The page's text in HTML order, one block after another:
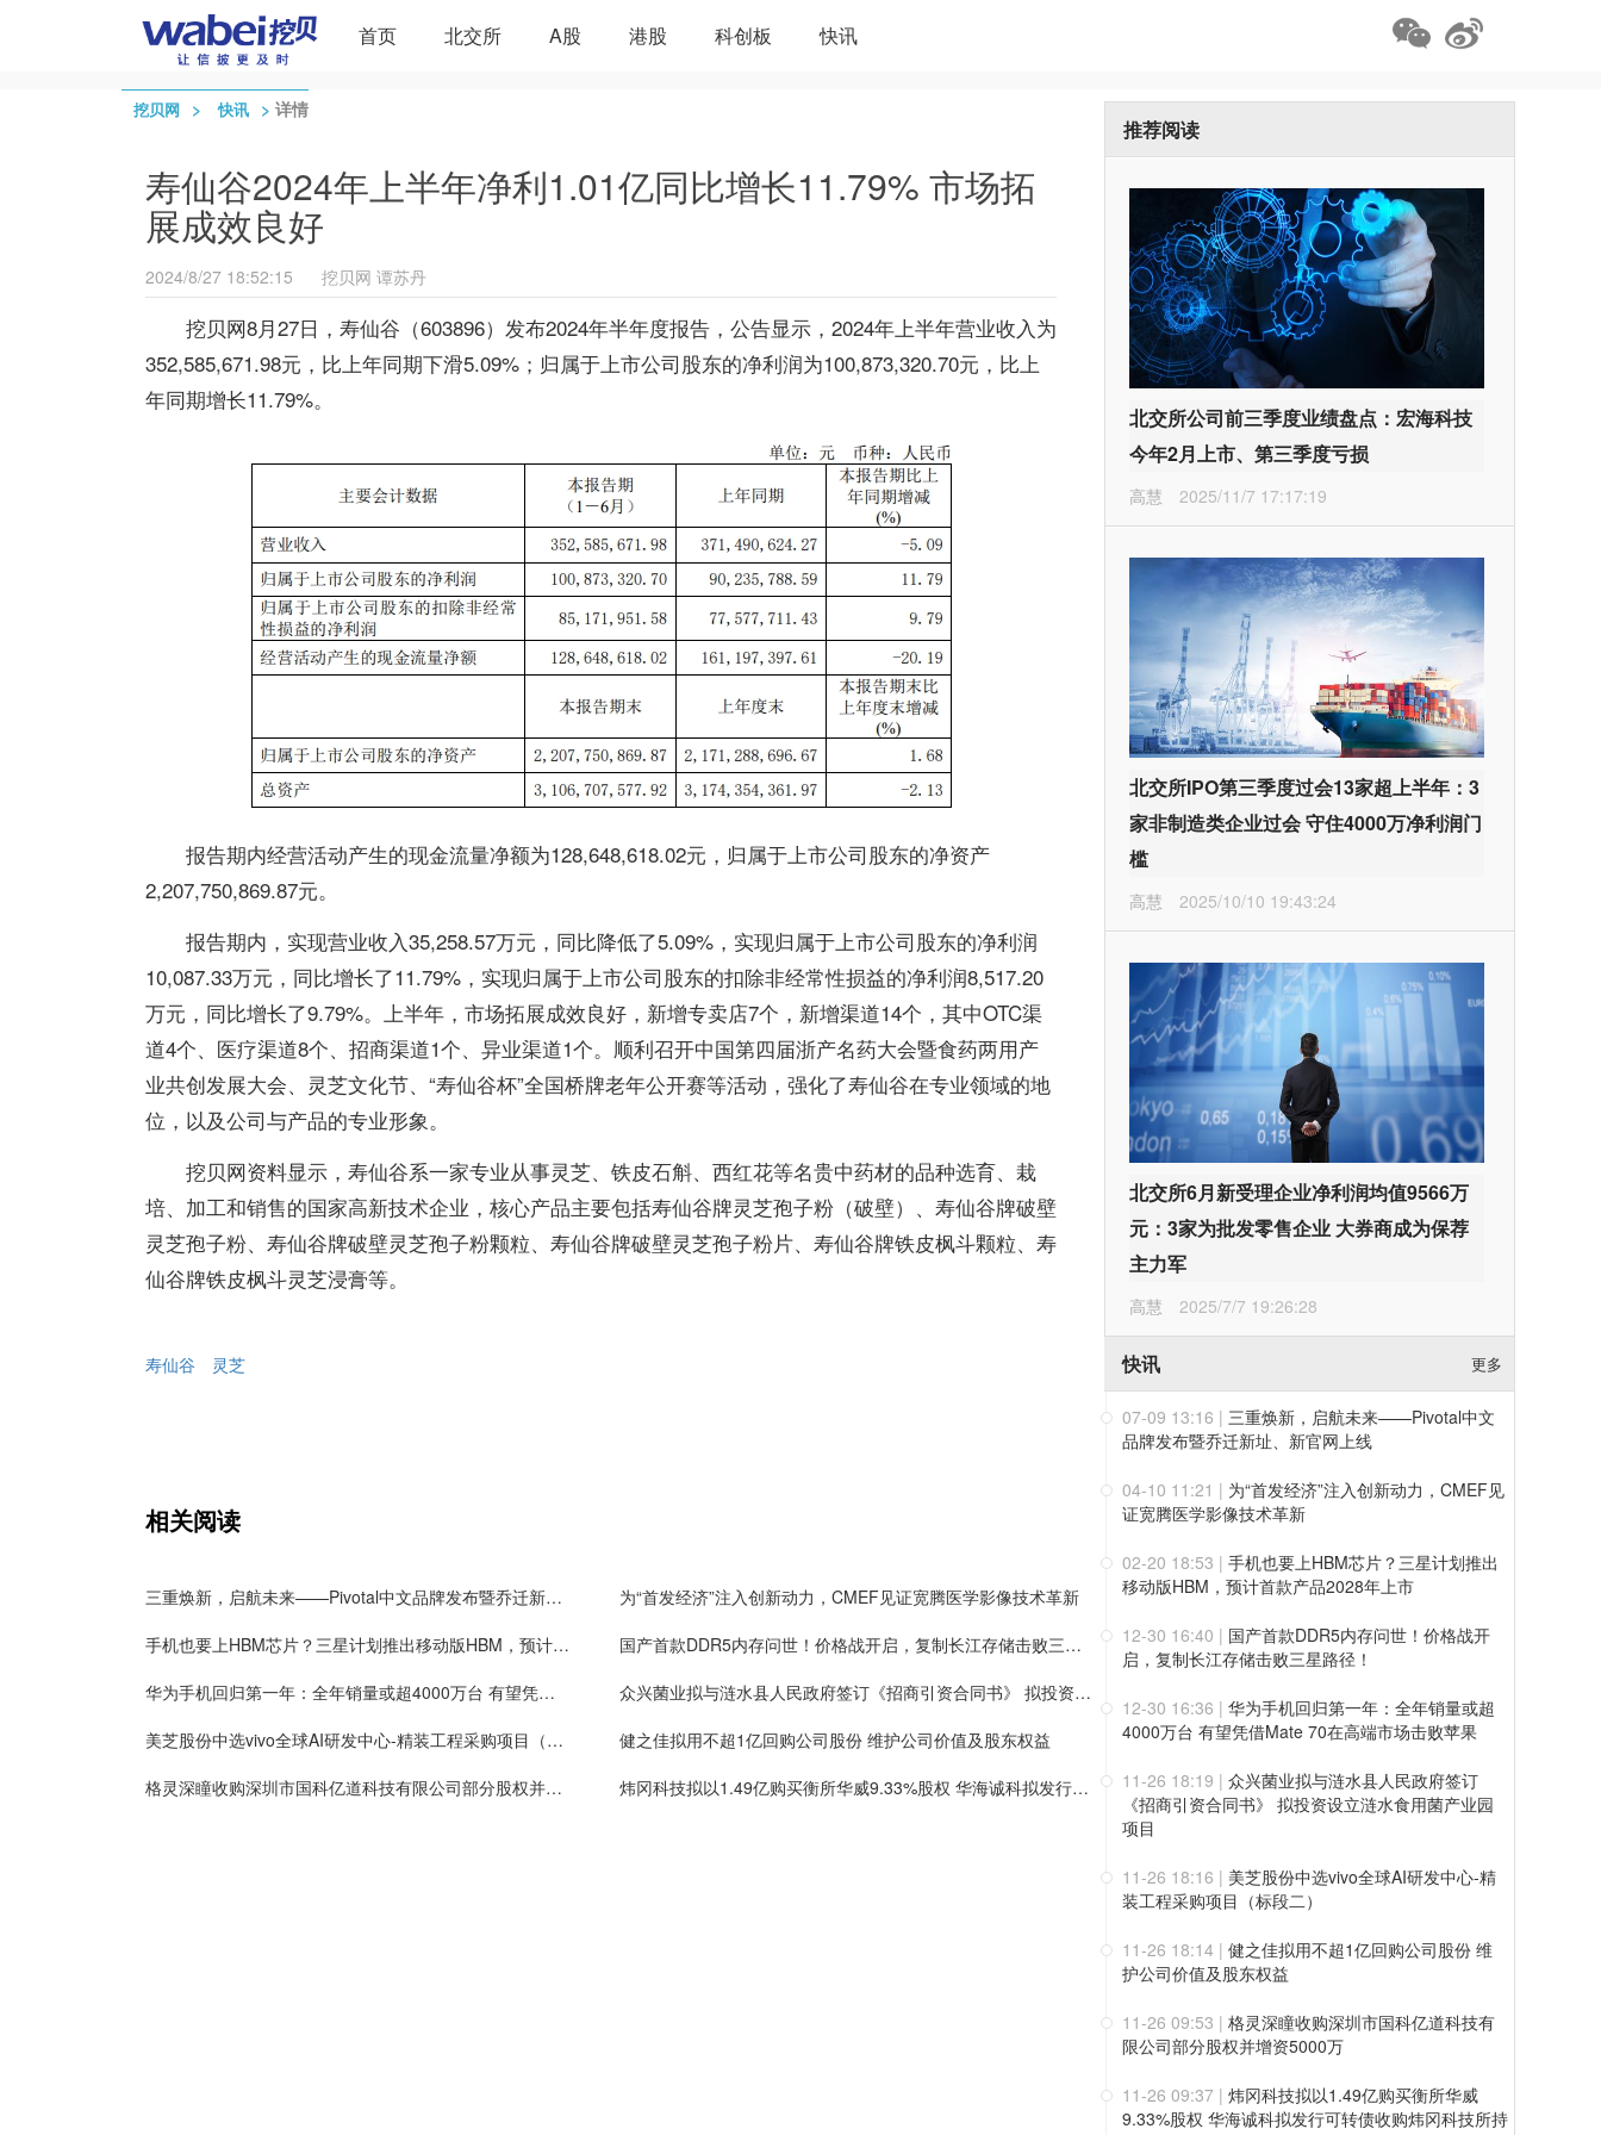
首页 北交所 A股 港股 科创板 快讯
挖贝网 > 快讯 > 详情
寿仙谷2024年上半年净利1.01亿同比增长11.79% 市场拓
展成效良好
2024/8/27 18:52:15 挖贝网 谭苏丹
挖贝网8月27日， 寿仙谷 （603896）发布2024年半年度报告，公告显示，2024年上半年营业收入为
352,585,671.98元，比上年同期下滑5.09%；归属于上市公司股东的净利润为100,873,320.70元，比上
年同期增长11.79%。
报告期内经营活动产生的现金流量净额为128,648,618.02元，归属于上市公司股东的净资产
2,207,750,869.87元。
报告期内，实现营业收入35,258.57万元，同比降低了5.09%，实现归属于上市公司股东的净利润
10,087.33万元，同比增长了11.79%，实现归属于上市公司股东的扣除非经常性损益的净利润8,517.20
万元，同比增长了9.79%。上半年，市场拓展成效良好，新增专卖店7个，新增渠道14个，其中OTC渠
道4个、医疗渠道8个、招商渠道1个、异业渠道1个。顺利召开中国第四届浙产名药大会暨食药两用产
业共创发展大会、灵芝文化节、“寿仙谷杯”全国桥牌老年公开赛等活动，强化了寿仙谷在专业领域的地
位，以及公司与产品的专业形象。
挖贝网资料显示，寿仙谷系一家专业从事灵芝、铁皮石斛、西红花等名贵中药材的品种选育、栽
培、加工和销售的国家高新技术企业，核心产品主要包括寿仙谷牌灵芝孢子粉（破壁）、寿仙谷牌破壁
灵芝孢子粉、寿仙谷牌破壁灵芝孢子粉颗粒、寿仙谷牌破壁灵芝孢子粉片、寿仙谷牌铁皮枫斗颗粒、寿
仙谷牌铁皮枫斗灵芝浸膏等。
寿仙谷 灵芝
相关阅读
三重焕新，启航未来——Pivotal中文品牌发布暨乔迁新址、新官网上线
为“首发经济”注入创新动力，CMEF见证宽腾医学影像技术革新
手机也要上HBM芯片？三星计划推出移动版HBM，预计首款产品2028年上市
国产首款DDR5内存问世！价格战开启，复制长江存储击败三星路径！
华为手机回归第一年：全年销量或超4000万台 有望凭借Mate 70在高端市场击败苹果
众兴菌业拟与涟水县人民政府签订《招商引资合同书》 拟投资设立涟水食用菌产业园项目
美芝股份中选vivo全球AI研发中心-精装工程采购项目（标段二）
健之佳拟用不超1亿回购公司股份 维护公司价值及股东权益
格灵深瞳收购深圳市国科亿道科技有限公司部分股权并增资5000万
炜冈科技拟以1.49亿购买衡所华威9.33%股权 华海诚科拟发行可转债收购炜冈科技所持衡所华威股权
推荐阅读
北交所公司前三季度业绩盘点：宏海科技
今年2月上市、第三季度亏损
高慧 2025/11/7 17:17:19
北交所IPO第三季度过会13家超上半年：3
家非制造类企业过会 守住4000万净利润门
槛
高慧 2025/10/10 19:43:24
北交所6月新受理企业净利润均值9566万
元：3家为批发零售企业 大券商成为保荐
主力军
高慧 2025/7/7 19:26:28
快讯 更多
07-09 13:16 | 三重焕新，启航未来——Pivotal中文
品牌发布暨乔迁新址、新官网上线
04-10 11:21 | 为“首发经济”注入创新动力，CMEF见
证宽腾医学影像技术革新
02-20 18:53 | 手机也要上HBM芯片？三星计划推出
移动版HBM，预计首款产品2028年上市
12-30 16:40 | 国产首款DDR5内存问世！价格战开
启，复制长江存储击败三星路径！
12-30 16:36 | 华为手机回归第一年：全年销量或超
4000万台 有望凭借Mate 70在高端市场击败苹果
11-26 18:19 | 众兴菌业拟与涟水县人民政府签订
《招商引资合同书》 拟投资设立涟水食用菌产业园
项目
11-26 18:16 | 美芝股份中选vivo全球AI研发中心-精
装工程采购项目（标段二）
11-26 18:14 | 健之佳拟用不超1亿回购公司股份 维
护公司价值及股东权益
11-26 09:53 | 格灵深瞳收购深圳市国科亿道科技有
限公司部分股权并增资5000万
11-26 09:37 | 炜冈科技拟以1.49亿购买衡所华威
9.33%股权 华海诚科拟发行可转债收购炜冈科技所持